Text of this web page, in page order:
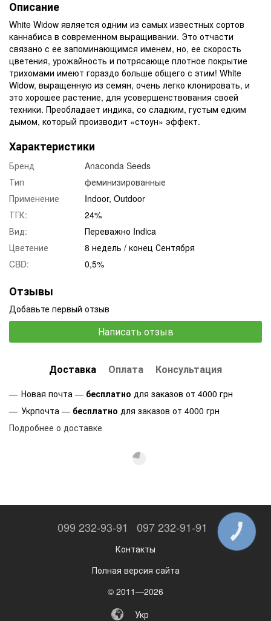
Описание
White Widow является одним из самых известных сортов
каннабиса в современном выращивании. Это отчасти
связано с ее запоминающимся именем, но, ее скорость
цветения, урожайность и потрясающе плотное покрытие
трихомами имеют гораздо больше общего с этим! White
Widow, выращенную из семян, очень легко клонировать, и
это хорошее растение, для усовершенствования своей
техники. Преобладает индика, со сладким, густым едким
дымом, который производит «стоун» эффект.
Характеристики
Бренд
Anaсonda Seeds
Тип
феминизированные
Применение
Indoor, Outdoor
ТГК:
24%
Вид:
Переважно Indica
Цветение
8 недель / конец Сентября
CBD:
0,5%
Отзывы
Добавьте первый отзыв
Написать отзыв
Доставка Оплата Консультация
Новая почта — бесплатно для заказов от 4000 грн
Укрпочта — бесплатно для заказов от 4000 грн
Подробнее о доставке
099 232-93-91 097 232-91-91
Контакты
Полная версия сайта
© 2011—2026
Укр
КНОПКА
ЗВ'ЯЗКУ